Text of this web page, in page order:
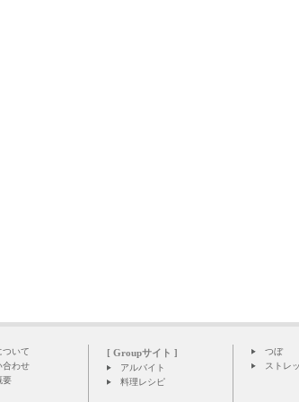
ついて
合わせ
要
[ Groupサイト ]
アルバイト
料理レシピ
つぼ
ストレ